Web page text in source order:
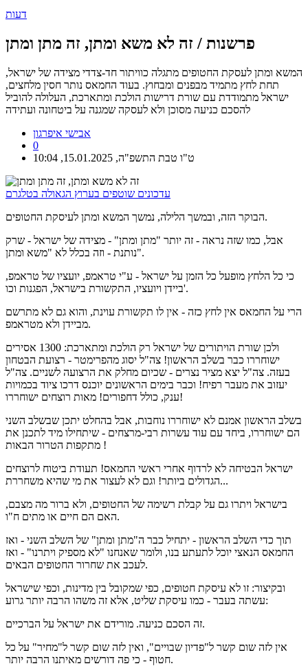
דעות
פרשנות / זה לא משא ומתן, זה מתן ומתן
המשא ומתן לעסקת החטופים מתגלה כוויתור חד-צדדי מצידה של ישראל,
תחת לחץ מתמיד מבפנים ומבחוץ. בעוד החמאס נותר חסין מלחצים,
ישראל מתמודדת עם שורת דרישות הולכת ומתארכת, העלולה להוביל
להסכם כניעה מסוכן ולא לעסקה שמגנה על ביטחונה ועתידה
אבישי איפרגון
0
ט"ו טבת התשפ"ה, 15.01.2025, 10:04
עדכונים שוטפים בערוץ הגאולה בטלגרם
הבוקר הזה, ובמשך הלילה, נמשך המשא ומתן לעיסקת החטופים.
אבל, כמו שזה נראה - זה יותר "מתן ומתן" - מצידה של ישראל - שרק
נותנת - וזה בכלל לא "משא ומתן".
כי כל הלחץ מופעל כל הזמן על ישראל - ע"י טראמפ, יועציו של טראמפ,
ביידן ויועציו, התקשורת בישראל, הפגנות וכו'.
הרי על החמאס אין לחץ כזה - אין לו תקשורת עוינת, והוא גם לא מתרשם
מביידן ולא מטראמפ.
ולכן שורת הויתורים של ישראל רק הולכת ומתארכת: 1300 אסירים
ישוחררו כבר בשלב הראשון! צה"ל יסוג מהפרימטר - רצועת הבטחון
בעזה. צה"ל יצא מציר נצרים - שכיום מחלק את הרצועה לשניים. צה"ל
יעזוב את מעבר רפיח! וכבר בימים הראשונים יוכנס דרכו ציוד בכמויות
ענק, כולל דחפורים! מאות רוצחים ישוחררו!
בשלב הראשון אמנם לא ישוחררו נוחבות, אבל בהחלט יתכן שבשלב השני
הם ישוחררו, ביחד עם עוד עשרות רבי-מרצחים - שיתחילו מיד לתכנן את
מתקפות הטרור הבאות !
ישראל הבטיחה לא לרדוף אחרי ראשי החמאס! תעודת ביטוח לרוצחים
הגדולים ביותר! וגם לא לעצור את מי שהיא משחררת...
בישראל ויתרו גם על קבלת רשימה של החטופים, ולא ברור מה מצבם,
האם הם חיים או מתים ח"ו.
תוך כדי השלב הראשון - יתחיל כבר ה"מתן ומתן" של השלב השני - ואז
החמאס הנאצי יוכל לתעתע בנו, ולומר שאנחנו "לא מספיק ויתרנו" - ואז
לעכב את שחרור החטופים הבאים.
ובקיצור: זו לא עיסקת חטופים, כפי שמקובל בין מדינות, וכפי שישראל
עשתה בעבר - כמו עיסקת שליט, אלא זה משהו הרבה יותר גרוע:
זה הסכם כניעה. מורידם את ישראל על הברכיים.
אין לזה שום קשר ל"פדיון שבויים", ואין לזה שום קשר ל"מחיר" על כל
חטוף - כי פה דורשים מאיתנו הרבה יותר.